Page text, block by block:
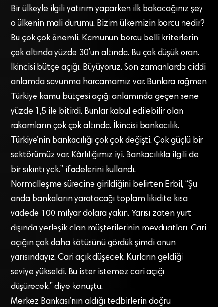
Bir ülkeyle ilgili yatırım yaparken ilk bakacağınız şey
o ülkenin mali durumu. Bizim ülkemizin borcu nedir?
Bu çok çok önemli. Kamunun borcu belli kriterlerin
çok altında yüzde 30’un altında. Bu çok düşük oran.
İkincisi bütçe açığı. Büyüyoruz. Son zamanlarda ciddi
anlamda savunma harcamamız var. Bunlara rağmen
Türkiye kamu bütçesi açığı anlamında geçen sene
yüzde 1,5 ile bitirdi. Bunlar kabul edilebilir olan
rakamların çok çok altında. İkincisi bankacılık.
Türkiye’nin bankacılığı çok çok değişti. Çok güçlü bir
sektörümüz var. Kârlılığımız iyi. Bankacılıkla ilgili de
bir sıkıntı yok.” ifadelerini kullandı.
Normalleşme sürecine girildiğini belirten Erbil, “Şu
anda bankaların yaratacağı toplam likidite kısa
vadede 100 milyar dolara yakın. Yarısı zaten yurt
dışında yerleşik olan müşterilerinin mevduatları. Cari
açığın çok daha kötüsünü gördük şimdi onun
yarısındayız. Cari açık düşecek. Kurların geldiği
seviye yükseldi. Bu ister istemez cari açığı
düşürecek.” diye konuştu.
Merkez Bankası’nın aldığı tedbirlerin doğru